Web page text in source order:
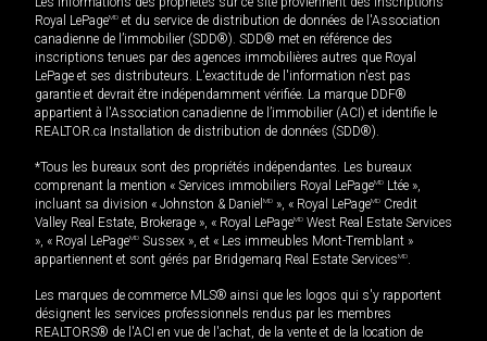
Royal LePageMD et du service de distribution de données de l'Association
canadienne de l’immobilier (SDD®). SDD® met en référence des
inscriptions tenues par des agences immobilières autres que Royal
LePage et ses distributeurs. L'exactitude de l'information n'est pas
garantie et devrait être indépendamment vérifiée. La marque DDF®
appartient à l'Association canadienne de l’immobilier (ACI) et identifie le
REALTOR.ca Installation de distribution de données (SDD®).
*Tous les bureaux sont des propriétés indépendantes. Les bureaux
comprenant la mention « Services immobiliers Royal LePageMD Ltée »,
incluant sa division « Johnston & Daniel MD », « Royal LePageMD Credit
Valley Real Estate, Brokerage », « Royal LePageMD West Real Estate Services
», « Royal LePageMD Sussex », et « Les immeubles Mont-Tremblant »
appartiennent et sont gérés par Bridgemarq Real Estate ServicesMD.
Les marques de commerce MLS® ainsi que les logos qui s'y rapportent
désignent les services professionnels rendus par les membres
REALTORS® de l'ACI en vue de l'achat, de la vente et de la location de